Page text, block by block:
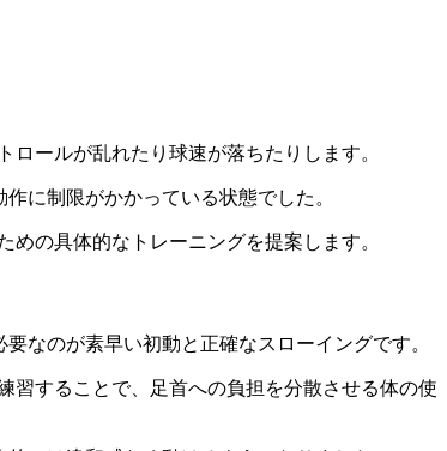
ールが乱れたり球速が落ちたりします。
に制限がかかっている状態でした。
の具体的なトレーニングを提案します。
なのが素早い初動と正確なスローイングです。
習することで、足首への負担を分散させる体の使